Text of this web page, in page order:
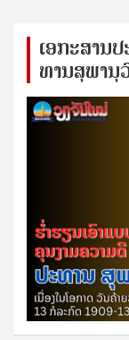
ເອ​ກະ​ສານ​
ທານ​ສຸ​ພາ​ນຸ​